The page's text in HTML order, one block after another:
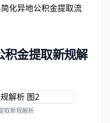
化异地公积金提取流
积金提取新规解
取新规解析